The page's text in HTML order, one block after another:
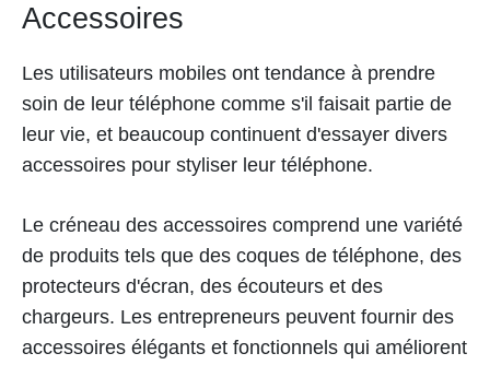
Accessoires
Les utilisateurs mobiles ont tendance à prendre
soin de leur téléphone comme s'il faisait partie de
leur vie, et beaucoup continuent d'essayer divers
accessoires pour styliser leur téléphone.
Le créneau des accessoires comprend une variété
de produits tels que des coques de téléphone, des
protecteurs d'écran, des écouteurs et des
chargeurs. Les entrepreneurs peuvent fournir des
accessoires élégants et fonctionnels qui améliorent